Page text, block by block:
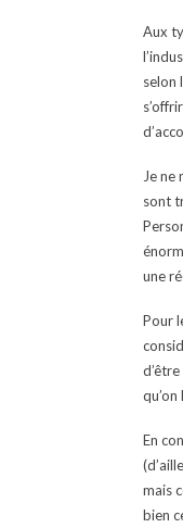
Aux
selon
Je ne
sont
une
Pour
En
mais
bien